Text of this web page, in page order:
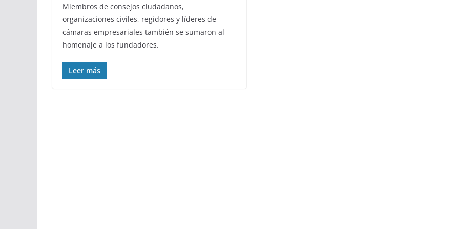
Miembros de consejos ciudadanos,
organizaciones civiles, regidores y líderes de
cámaras empresariales también se sumaron al
homenaje a los fundadores.
Leer más